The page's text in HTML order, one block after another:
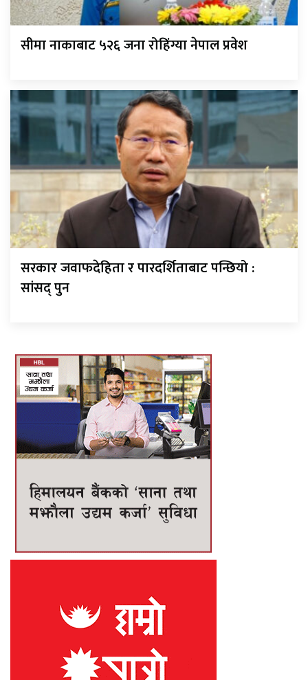
सीमा नाकाबाट ५२६ जना रोहिंग्या नेपाल प्रवेश
सरकार जवाफदेहिता र पारदर्शिताबाट पन्छियो :
सांसद् पुन